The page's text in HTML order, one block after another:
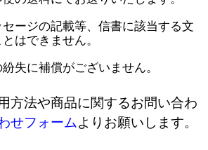
ージの記載等、信書に該当する文
はできません。
失に補償がございません。
方法や商品に関するお問い合わ
せフォームよりお願いします。